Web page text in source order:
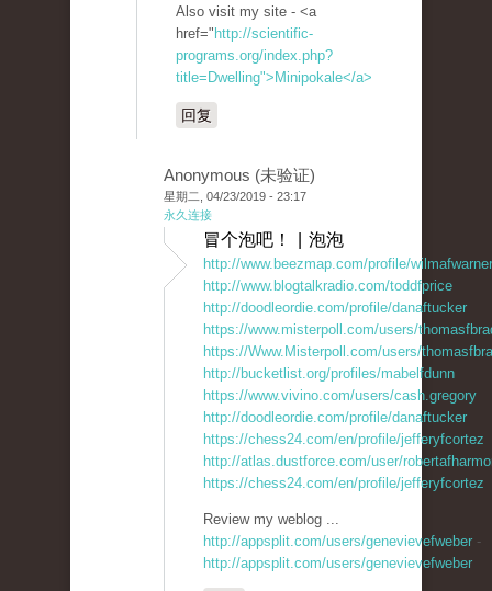
Also visit my site - <a
href=" http://scientific-
programs.org/index.php?
title=Dwelling">Minipokale</a>
回复
Anonymous (未验证)
星期二, 04/23/2019 - 23:17
永久连接
冒个泡吧！ | 泡泡
http://www.beezmap.com/profile/wilmafwarner
http://www.blogtalkradio.com/toddfprice
http://doodleordie.com/profile/danaftucker
https://www.misterpoll.com/users/
https://Www.Misterpoll.com/users/
http://bucketlist.org/profiles/mabelfdunn
https://www.vivino.com/users/cash.gregory
http://doodleordie.com/profile/danaftucker
https://chess24.com/en/profile/jefferyfcortez
http://atlas.dustforce.com/user/
https://chess24.com/en/profile/jefferyfcortez
Review my weblog ...
http://appsplit.com/users/genevievefweber -
http://appsplit.com/users/genevievefweber